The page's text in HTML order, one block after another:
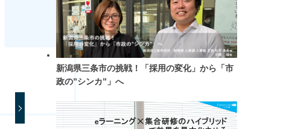
新潟県三条市の挑戦！「採用の変化」から「市
政の”シンカ”」へ